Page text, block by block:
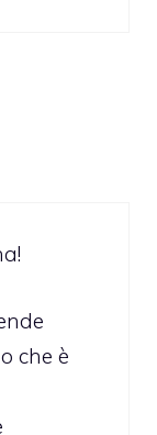
che è